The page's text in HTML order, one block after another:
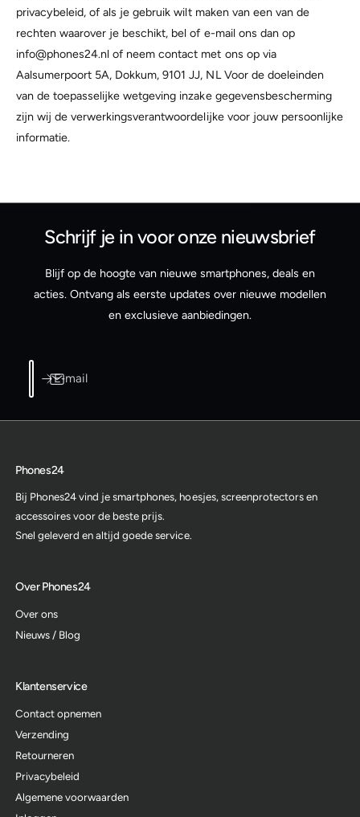
privacybeleid, of als je gebruik wilt maken van een van de
rechten waarover je beschikt, bel of e-mail ons dan op
info@phones24.nl of neem contact met ons op via
Aalsumerpoort 5A, Dokkum, 9101 JJ, NL Voor de doeleinden
van de toepasselijke wetgeving inzake gegevensbescherming
zijn wij de verwerkingsverantwoordelijke voor jouw persoonlijke
informatie.
Schrijf je in voor onze nieuwsbrief
Blijf op de hoogte van nieuwe smartphones, deals en
acties. Ontvang als eerste updates over nieuwe modellen
en exclusieve aanbiedingen.
E‑mail
Phones24
Bij Phones24 vind je smartphones, hoesjes, screenprotectors en
accessoires voor de beste prijs.
Snel geleverd en altijd goede service.
Over Phones24
Over ons
Nieuws / Blog
Klantenservice
Contact opnemen
Verzending
Retourneren
Privacybeleid
Algemene voorwaarden